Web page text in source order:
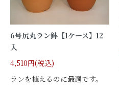
6号尻丸ラン鉢【1ケース】12
入
4,510円(税込)
ランを植えるのに最適です。